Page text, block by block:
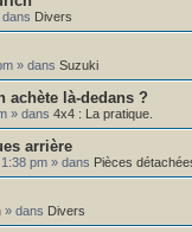
Divers
» dans Suzuki
achète là-dedans ?
» dans 4x4 : La pratique.
arrière
pm» dans Pièces
» dans Divers